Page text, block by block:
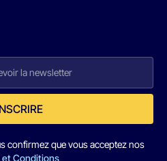
confirmez que vous acceptez nos
et Conditions